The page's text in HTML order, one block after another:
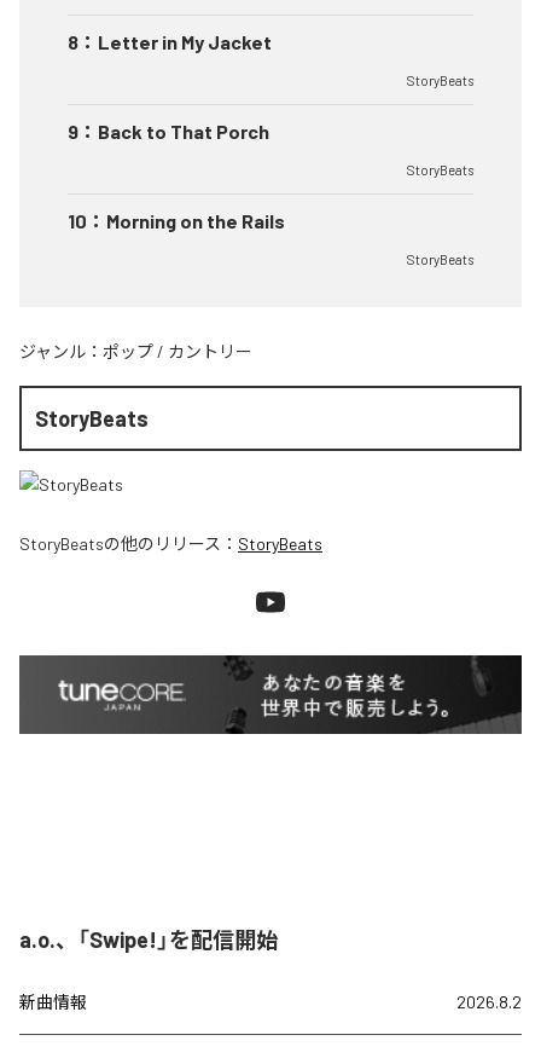
8 ： Letter in My Jacket
StoryBeats
9 ： Back to That Porch
StoryBeats
10 ： Morning on the Rails
StoryBeats
ジャンル： ポップ / カントリー
StoryBeats
StoryBeatsの他のリリース： StoryBeats
a.o.、「Swipe!」を配信開始
新曲情報 2026.8.2